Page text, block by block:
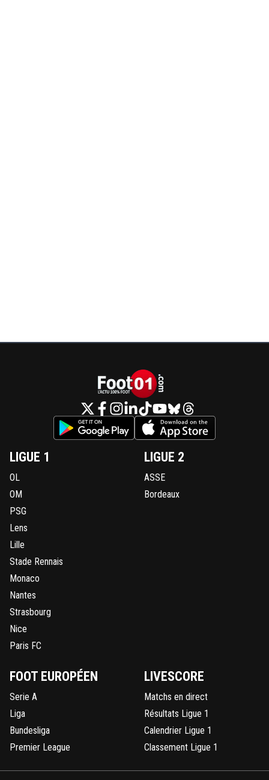
LIGUE 1
OL
OM
PSG
Lens
Lille
Stade Rennais
Monaco
Nantes
Strasbourg
Nice
Paris FC
LIGUE 2
ASSE
Bordeaux
FOOT EUROPÉEN
Serie A
Liga
Bundesliga
Premier League
LIVESCORE
Matchs en direct
Résultats Ligue 1
Calendrier Ligue 1
Classement Ligue 1